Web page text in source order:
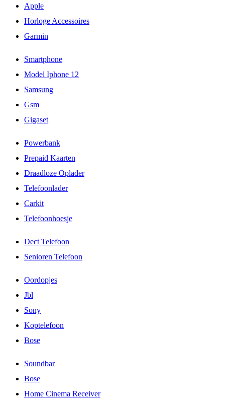
Apple
Horloge Accessoires
Garmin
Smartphone
Model Iphone 12
Samsung
Gsm
Gigaset
Powerbank
Prepaid Kaarten
Draadloze Oplader
Telefoonlader
Carkit
Telefoonhoesje
Dect Telefoon
Senioren Telefoon
Oordopjes
Jbl
Sony
Koptelefoon
Bose
Soundbar
Bose
Home Cinema Receiver